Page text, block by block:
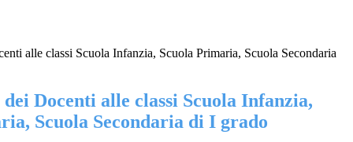
alle classi Scuola Infanzia, Scuola Primaria, Scuola Secondaria
dei Docenti alle classi Scuola Infanzia,
Scuola Secondaria di I grado